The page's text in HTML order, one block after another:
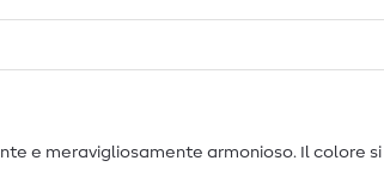
e meravigliosamente armonioso. Il colore